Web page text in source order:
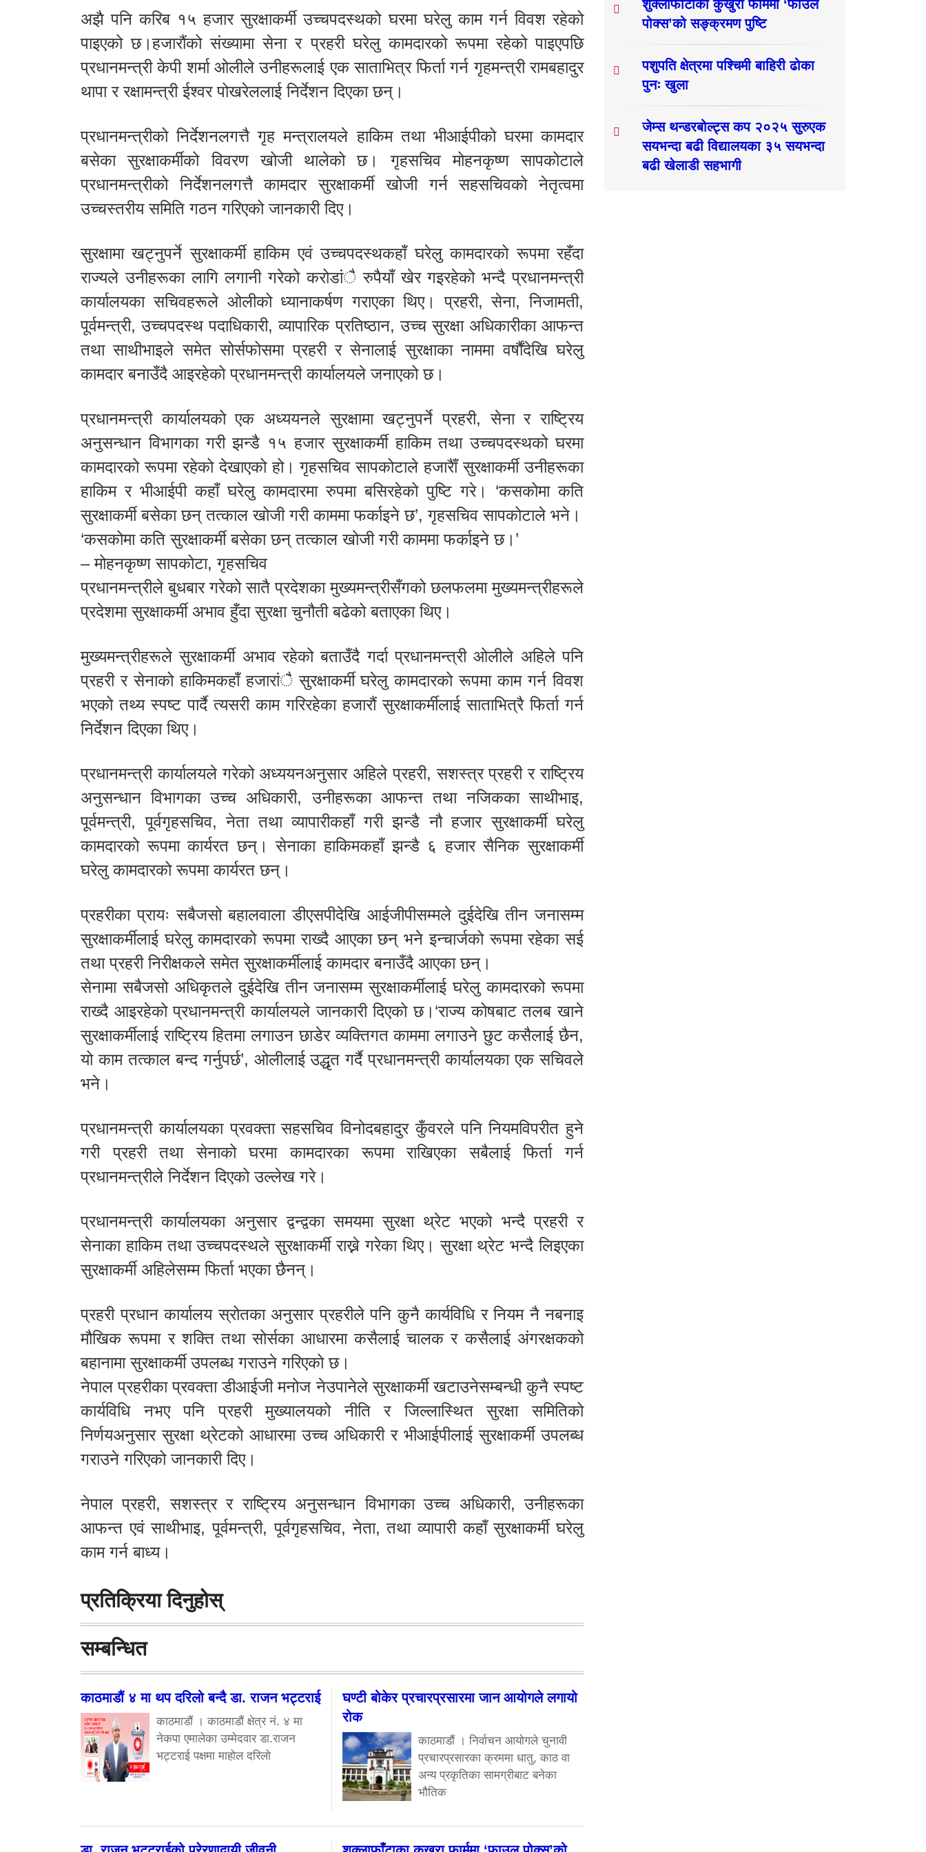
अझै पनि करिब १५ हजार सुरक्षाकर्मी उच्चपदस्थको घरमा घरेलु काम गर्न विवश रहेको
पाइएको छ।हजारौंको संख्यामा सेना र प्रहरी घरेलु कामदारको रूपमा रहेको पाइएपछि
प्रधानमन्त्री केपी शर्मा ओलीले उनीहरूलाई एक साताभित्र फिर्ता गर्न गृहमन्त्री रामबहादुर
थापा र रक्षामन्त्री ईश्वर पोखरेललाई निर्देशन दिएका छन्।
प्रधानमन्त्रीको निर्देशनलगत्तै गृह मन्त्रालयले हाकिम तथा भीआईपीको घरमा कामदार
बसेका सुरक्षाकर्मीको विवरण खोजी थालेको छ। गृहसचिव मोहनकृष्ण सापकोटाले
प्रधानमन्त्रीको निर्देशनलगत्तै कामदार सुरक्षाकर्मी खोजी गर्न सहसचिवको नेतृत्वमा
उच्चस्तरीय समिति गठन गरिएको जानकारी दिए।
सुरक्षामा खट्नुपर्ने सुरक्षाकर्मी हाकिम एवं उच्चपदस्थकहाँ घरेलु कामदारको रूपमा रहँदा
राज्यले उनीहरूका लागि लगानी गरेको करोडांै रुपैयाँ खेर गइरहेको भन्दै प्रधानमन्त्री
कार्यालयका सचिवहरूले ओलीको ध्यानाकर्षण गराएका थिए। प्रहरी, सेना, निजामती,
पूर्वमन्त्री, उच्चपदस्थ पदाधिकारी, व्यापारिक प्रतिष्ठान, उच्च सुरक्षा अधिकारीका आफन्त
तथा साथीभाइले समेत सोर्सफोसमा प्रहरी र सेनालाई सुरक्षाका नाममा वर्षौंदेखि घरेलु
कामदार बनाउँदै आइरहेको प्रधानमन्त्री कार्यालयले जनाएको छ।
प्रधानमन्त्री कार्यालयको एक अध्ययनले सुरक्षामा खट्नुपर्ने प्रहरी, सेना र राष्ट्रिय
अनुसन्धान विभागका गरी झन्डै १५ हजार सुरक्षाकर्मी हाकिम तथा उच्चपदस्थको घरमा
कामदारको रूपमा रहेको देखाएको हो। गृहसचिव सापकोटाले हजारैाँ सुरक्षाकर्मी उनीहरूका
हाकिम र भीआईपी कहाँ घरेलु कामदारमा रुपमा बसिरहेको पुष्टि गरे। ‘कसकोमा कति
सुरक्षाकर्मी बसेका छन् तत्काल खोजी गरी काममा फर्काइने छ’, गृहसचिव सापकोटाले भने।
‘कसकोमा कति सुरक्षाकर्मी बसेका छन् तत्काल खोजी गरी काममा फर्काइने छ।’
– मोहनकृष्ण सापकोटा, गृहसचिव
प्रधानमन्त्रीले बुधबार गरेको सातै प्रदेशका मुख्यमन्त्रीसँगको छलफलमा मुख्यमन्त्रीहरूले
प्रदेशमा सुरक्षाकर्मी अभाव हुँदा सुरक्षा चुनौती बढेको बताएका थिए।
मुख्यमन्त्रीहरूले सुरक्षाकर्मी अभाव रहेको बताउँदै गर्दा प्रधानमन्त्री ओलीले अहिले पनि
प्रहरी र सेनाको हाकिमकहाँ हजारांै सुरक्षाकर्मी घरेलु कामदारको रूपमा काम गर्न विवश
भएको तथ्य स्पष्ट पार्दै त्यसरी काम गरिरहेका हजारौं सुरक्षाकर्मीलाई साताभित्रै फिर्ता गर्न
निर्देशन दिएका थिए।
प्रधानमन्त्री कार्यालयले गरेको अध्ययनअनुसार अहिले प्रहरी, सशस्त्र प्रहरी र राष्ट्रिय
अनुसन्धान विभागका उच्च अधिकारी, उनीहरूका आफन्त तथा नजिकका साथीभाइ,
पूर्वमन्त्री, पूर्वगृहसचिव, नेता तथा व्यापारीकहाँ गरी झन्डै नौ हजार सुरक्षाकर्मी घरेलु
कामदारको रूपमा कार्यरत छन्। सेनाका हाकिमकहाँ झन्डै ६ हजार सैनिक सुरक्षाकर्मी
घरेलु कामदारको रूपमा कार्यरत छन्।
प्रहरीका प्रायः सबैजसो बहालवाला डीएसपीदेखि आईजीपीसम्मले दुईदेखि तीन जनासम्म
सुरक्षाकर्मीलाई घरेलु कामदारको रूपमा राख्दै आएका छन् भने इन्चार्जको रूपमा रहेका सई
तथा प्रहरी निरीक्षकले समेत सुरक्षाकर्मीलाई कामदार बनाउँदै आएका छन्।
सेनामा सबैजसो अधिकृतले दुईदेखि तीन जनासम्म सुरक्षाकर्मीलाई घरेलु कामदारको रूपमा
राख्दै आइरहेको प्रधानमन्त्री कार्यालयले जानकारी दिएको छ।‘राज्य कोषबाट तलब खाने
सुरक्षाकर्मीलाई राष्ट्रिय हितमा लगाउन छाडेर व्यक्तिगत काममा लगाउने छुट कसैलाई छैन,
यो काम तत्काल बन्द गर्नुपर्छ’, ओलीलाई उद्धृत गर्दै प्रधानमन्त्री कार्यालयका एक सचिवले
भने।
प्रधानमन्त्री कार्यालयका प्रवक्ता सहसचिव विनोदबहादुर कुँवरले पनि नियमविपरीत हुने
गरी प्रहरी तथा सेनाको घरमा कामदारका रूपमा राखिएका सबैलाई फिर्ता गर्न
प्रधानमन्त्रीले निर्देशन दिएको उल्लेख गरे।
प्रधानमन्त्री कार्यालयका अनुसार द्वन्द्वका समयमा सुरक्षा थ्रेट भएको भन्दै प्रहरी र
सेनाका हाकिम तथा उच्चपदस्थले सुरक्षाकर्मी राख्ने गरेका थिए। सुरक्षा थ्रेट भन्दै लिइएका
सुरक्षाकर्मी अहिलेसम्म फिर्ता भएका छैनन्।
प्रहरी प्रधान कार्यालय स्रोतका अनुसार प्रहरीले पनि कुनै कार्यविधि र नियम नै नबनाइ
मौखिक रूपमा र शक्ति तथा सोर्सका आधारमा कसैलाई चालक र कसैलाई अंगरक्षकको
बहानामा सुरक्षाकर्मी उपलब्ध गराउने गरिएको छ।
नेपाल प्रहरीका प्रवक्ता डीआईजी मनोज नेउपानेले सुरक्षाकर्मी खटाउनेसम्बन्धी कुनै स्पष्ट
कार्यविधि नभए पनि प्रहरी मुख्यालयको नीति र जिल्लास्थित सुरक्षा समितिको
निर्णयअनुसार सुरक्षा थ्रेटको आधारमा उच्च अधिकारी र भीआईपीलाई सुरक्षाकर्मी उपलब्ध
गराउने गरिएको जानकारी दिए।
नेपाल प्रहरी, सशस्त्र र राष्ट्रिय अनुसन्धान विभागका उच्च अधिकारी, उनीहरूका
आफन्त एवं साथीभाइ, पूर्वमन्त्री, पूर्वगृहसचिव, नेता, तथा व्यापारी कहाँ सुरक्षाकर्मी घरेलु
काम गर्न बाध्य।
प्रतिक्रिया दिनुहोस्
सम्बन्धित
काठमाडौं ४ मा थप दरिलो बन्दै डा. राजन भट्टराई
काठमाडौं । काठमाडौं क्षेत्र नं. ४ मा
नेकपा एमालेका उम्मेदवार डा.राजन
भट्टराई पक्षमा माहोल दरिलो
घण्टी बोकेर प्रचारप्रसारमा जान आयोगले लगायो
रोक
काठमाडौं । निर्वाचन आयोगले चुनावी
प्रचारप्रसारका क्रममा धातु, काठ वा
अन्य प्रकृतिका सामग्रीबाट बनेका
भौतिक
शुक्लाफाँटाका कुखुरा फार्ममा ‘फाउल
पोक्स’को सङ्क्रमण पुष्टि
पशुपति क्षेत्रमा पश्चिमी बाहिरी ढोका
पुनः खुला
जेम्स थन्डरबोल्ट्स कप २०२५ सुरुएक
सयभन्दा बढी विद्यालयका ३५ सयभन्दा
बढी खेलाडी सहभागी